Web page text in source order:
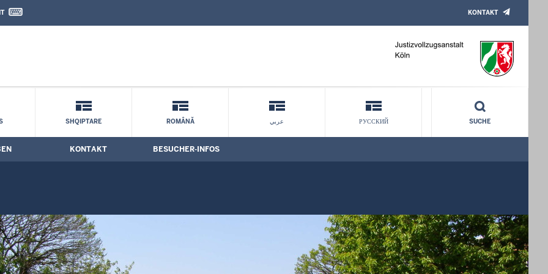
Kontaktformular
KONTAKT
SHQIPTARE ROMÂNĂ عربي РУССКИЙ SUCHE
KONTAKT BESUCHER-INFOS